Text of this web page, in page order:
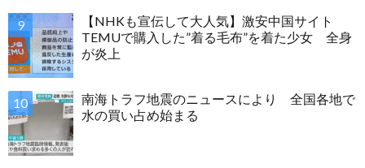
【NHKも宣伝して大人気】激安中国サイト
TEMUで購入した”着る毛布”を着た少女 全身
が炎上
南海トラフ地震のニュースにより 全国各地で
水の買い占め始まる